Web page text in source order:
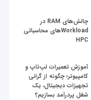
چالش‌های RAM در
Workloadهای محاسباتی
HPC
آموزش تعمیرات لپ‌تاپ و
کامپیوتر؛ چگونه از گرانی
تجهیزات دیجیتال، یک
شغل پردرآمد بسازیم؟